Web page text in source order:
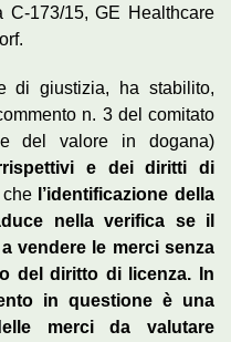
C-173/15, GE Healthcare
di giustizia, ha stabilito,
n. 3 del comitato
del valore in dogana)
e dei diritti di
chel’identificazione della
nella verifica se il
vendere le merci senza
del diritto di licenza. In
in questione è una
merci da valutare